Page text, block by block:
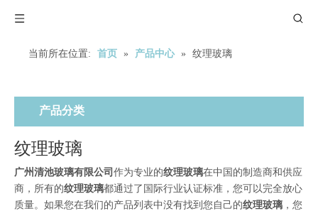
当前所在位置: 首页 » 产品中心 » 纹理玻璃
产品分类
纹理玻璃
广州清池玻璃有限公司 作为专业的纹理玻璃在中国的制造商和供应
商，所有的纹理玻璃都通过了国际行业认证标准，您可以完全放心
质量。如果您在我们的产品列表中没有找到您自己的纹理玻璃 ，您